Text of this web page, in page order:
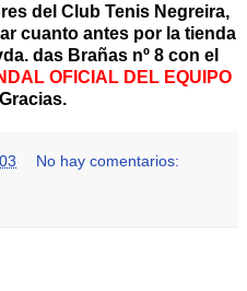
del Club Tenis Negreira,
cuanto antes por la tienda
das Brañas nº 8 con el
OFICIAL DEL EQUIPO
No hay comentarios: